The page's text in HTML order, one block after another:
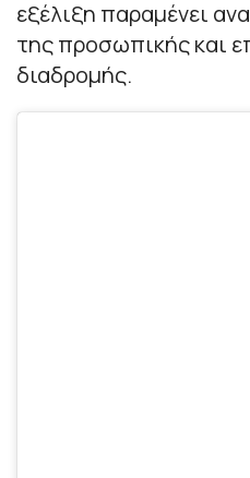
εξέλιξη παραμένει
της προσωπικής και
διαδρομής.